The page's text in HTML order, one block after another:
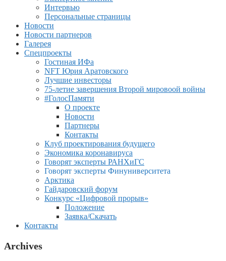
Интервью
Персональные страницы
Новости
Новости партнеров
Галерея
Спецпроекты
Гостиная ИФа
NFT Юрия Аратовского
Лучшие инвесторы
75-летие завершения Второй мировоой войны
#ГолосПамяти
О проекте
Новости
Партнеры
Контакты
Клуб проектирования будущего
Экономика коронавируса
Говорят эксперты РАНХиГС
Говорят эксперты Финуниверситета
Арктика
Гайдаровский форум
Конкурс «Цифровой прорыв»
Положение
Заявка/Скачать
Контакты
Archives